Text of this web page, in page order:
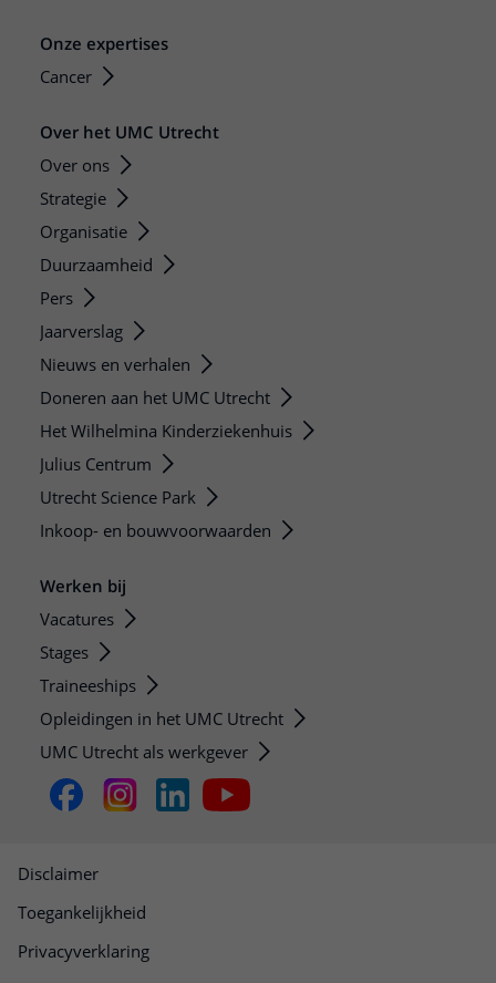
Onze expertises
Cancer
Over het UMC Utrecht
Over ons
Strategie
Organisatie
Duurzaamheid
Pers
Jaarverslag
Nieuws en verhalen
Doneren aan het UMC Utrecht
Het Wilhelmina Kinderziekenhuis
Julius Centrum
Utrecht Science Park
Inkoop- en bouwvoorwaarden
Werken bij
Vacatures
Stages
Traineeships
Opleidingen in het UMC Utrecht
UMC Utrecht als werkgever
Disclaimer
Toegankelijkheid
Privacyverklaring